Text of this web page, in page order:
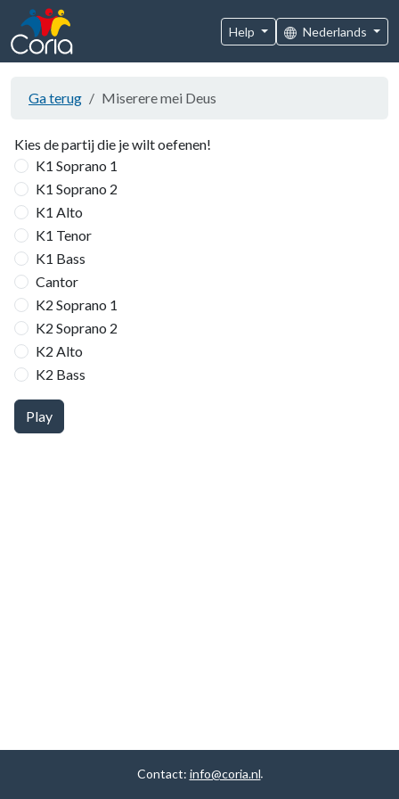
Help Nederlands
Ga terug Miserere mei Deus
Kies de partij die je wilt oefenen!
K1 Soprano 1
K1 Soprano 2
K1 Alto
K1 Tenor
K1 Bass
Cantor
K2 Soprano 1
K2 Soprano 2
K2 Alto
K2 Bass
Play
Contact: info@coria.nl.